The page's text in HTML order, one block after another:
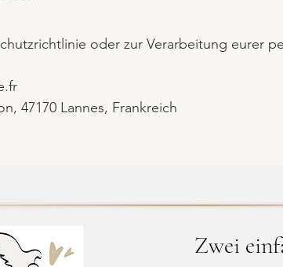
oder zur Verarbeitung eurer
47170 Lannes, Frankreich
Zwei